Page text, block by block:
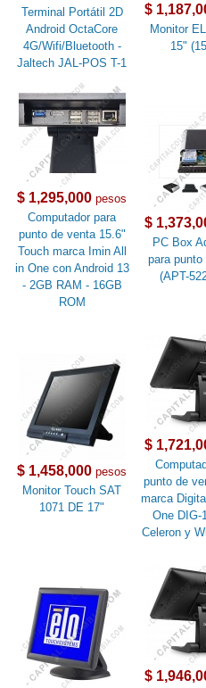
Terminal Portátil 2D
Android OctaCore
4G/Wifi/Bluetooth -
Jaltech JAL-POS T-1
$
Monitor
15"
$ 1,295,000 pesos
Computador para
punto de venta 15.6"
Touch marca Imin All
in One con Android 13
- 2GB RAM - 16GB
ROM
$
PC Box
para
(APT-
$ 1,458,000 pesos
Monitor Touch SAT
1071 DE 17"
$
punto de
marca
One DIG-
Celeron y
$